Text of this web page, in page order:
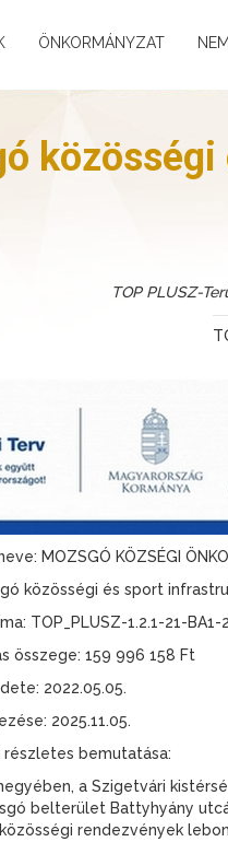
ÖNKORMÁNYZAT
TOP PLUSZ-
MOZSGÓ KÖZSÉGI
közösségi és sport
TOP_PLUSZ-1.2.1-21-
összege: 159 996 158 Ft
2022.05.05.
2025.11.05.
bemutatása:
a Szigetvári
belterület Battyhyány
rendezvények